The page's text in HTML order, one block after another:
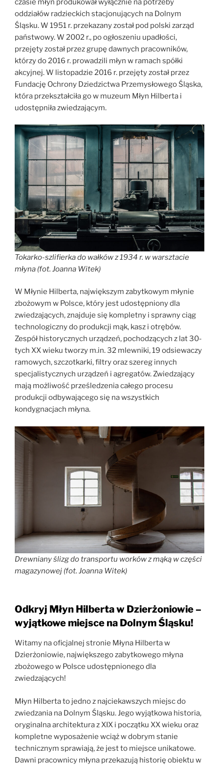
czasie młyn produkował wyłącznie na potrzeby
oddziałów radzieckich stacjonujących na Dolnym
Śląsku. W 1951 r. przekazany został pod polski zarząd
państwowy. W 2002 r., po ogłoszeniu upadłości,
przejęty został przez grupę dawnych pracowników,
którzy do 2016 r. prowadzili młyn w ramach spółki
akcyjnej. W listopadzie 2016 r. przejęty został przez
Fundację Ochrony Dziedzictwa Przemysłowego Śląska,
która przekształciła go w muzeum Młyn Hilberta i
udostępniła zwiedzającym.
Tokarko-szlifierka do wałków z 1934 r. w warsztacie
młyna (fot. Joanna Witek)
W Młynie Hilberta, największym zabytkowym młynie
zbożowym w Polsce, który jest udostępniony dla
zwiedzających, znajduje się kompletny i sprawny ciąg
technologiczny do produkcji mąk, kasz i otrębów.
Zespół historycznych urządzeń, pochodzących z lat 30-
tych XX wieku tworzy m.in. 32 mlewniki, 19 odsiewaczy
ramowych, szczotkarki, filtry oraz szereg innych
specjalistycznych urządzeń i agregatów. Zwiedzający
mają możliwość prześledzenia całego procesu
produkcji odbywającego się na wszystkich
kondygnacjach młyna.
Drewniany ślizg do transportu worków z mąką w części
magazynowej (fot. Joanna Witek)
Odkryj Młyn Hilberta w Dzierżoniowie –
wyjątkowe miejsce na Dolnym Śląsku!
Witamy na oficjalnej stronie Młyna Hilberta w
Dzierżoniowie, największego zabytkowego młyna
zbożowego w Polsce udostępnionego dla
zwiedzających!
Młyn Hilberta to jedno z najciekawszych miejsc do
zwiedzania na Dolnym Śląsku. Jego wyjątkowa historia,
oryginalna architektura z XIX i początku XX wieku oraz
kompletne wyposażenie wciąż w dobrym stanie
technicznym sprawiają, że jest to miejsce unikatowe.
Dawni pracownicy młyna przekazują historię obiektu w